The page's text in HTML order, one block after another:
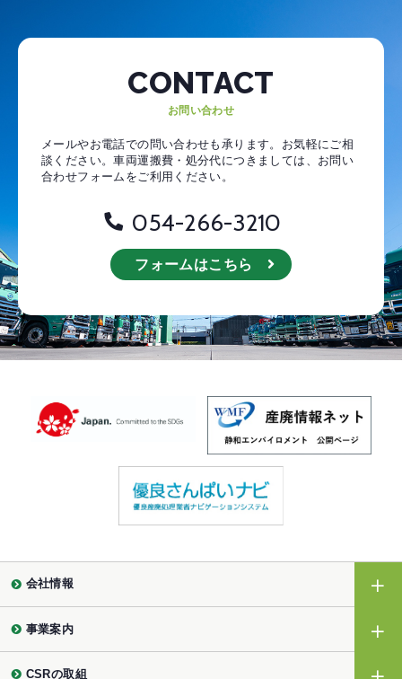
CONTACT
お問い合わせ
メールやお電話での問い合わせも承ります。お気軽にご相
談ください。車両運搬費・処分代につきましては、お問い
合わせフォームをご利用ください。
054-266-3210
フォームはこちら
会社情報
事業案内
CSRの取組